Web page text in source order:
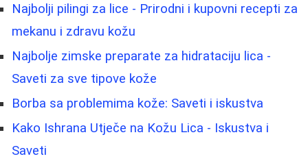
Najbolji pilingi za lice - Prirodni i kupovni recepti za
mekanu i zdravu kožu
Najbolje zimske preparate za hidrataciju lica -
Saveti za sve tipove kože
Borba sa problemima kože: Saveti i iskustva
Kako Ishrana Utječe na Kožu Lica - Iskustva i
Saveti